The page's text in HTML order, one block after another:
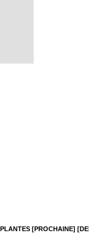
[PROCHAINE]